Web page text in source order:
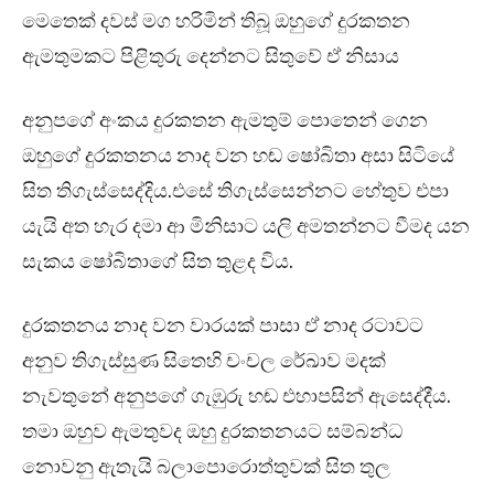
මෙතෙක් දවස් මග හරිමින් තිබූ ඔහුගේ දුරකතන
ඇමතුමකට පිළිතුරු දෙන්නට සිතුවේ ඒ නිසාය
අනුපගේ අංකය දුරකතන ඇමතුම් පොතෙන් ගෙන
ඔහුගේ දුරකතනය නාද වන හඬ ෂෝබිතා අසා සිටියේ
සිත තිගැස්සෙද්දිය.එසේ තිගැස්සෙන්නට හේතුව එපා
යැයි අත හැර දමා ආ මිනිසාට යලි අමතන්නට වීමද යන
සැකය ෂෝබිතාගේ සිත තුළද විය.
දුරකතනය නාද වන වාරයක් පාසා ඒ නාද රටාවට
අනුව තිගැස්සුණ සිතෙහි චංචල රේඛාව මදක්
නැවතුනේ අනුපගේ ගැඹුරු හඬ එහාපසින් ඇසෙද්දීය.
තමා ඔහුව ඇමතුවද ඔහු දුරකතනයට සම්බන්ධ
නොවනු ඇතැයි බලාපොරොත්තුවක් සිත තුල